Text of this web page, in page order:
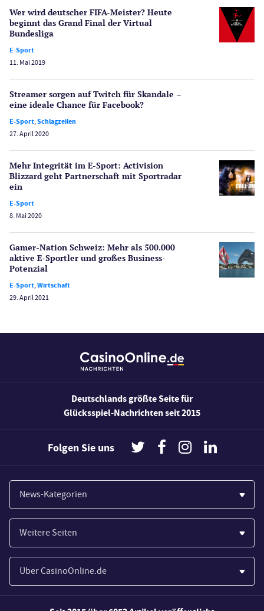
Lotterie
Poker
Spiele
Spielerschutz
Sport
Wetten
Wirtschaft
PayPal Casinos
Novoline Casinos
Merkur Casinos
Spielautomaten
Casino Testberichte
Slot Freispiele
Wer wird deutscher FIFA-Meister? Heute
beginnt das Grand Final der Virtual
Bundesliga
E-Sport
11. Mai 2019
Streamer sorgen auf Twitch für Skandale –
eine ideale Chance für Facebook?
E-Sport,Schlagzeilen
27. April 2020
Mehr Integrität im E-Sport: Activision
Blizzard geht Partnerschaft mit Sportradar
ein
E-Sport
8. Mai 2020
Gamer-Nation Schweiz: Mehr als 500.000
aktive E-Sportler und großes Business-
Potenzial
E-Sport,Wirtschaft
29. April 2021
Deutschlands größte Seite für
Glücksspiel-Nachrichten seit 2015
Folgen Sie uns
News-Kategorien
Casinos
Wirtschaft
Spiele
Weitere Seiten
Paypal Casinos
Novoline Casinos
Merkur Casinos
Über CasinoOnline.de